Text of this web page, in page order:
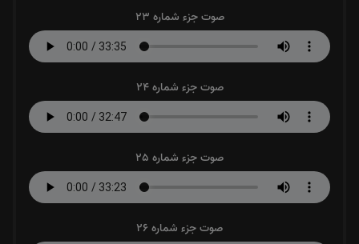
صوت جزء شماره 23
صوت جزء شماره 24
صوت جزء شماره 25
صوت جزء شماره 26